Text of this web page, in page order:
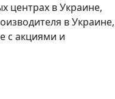
центрах в Украине,
в Украине,
с акциями и